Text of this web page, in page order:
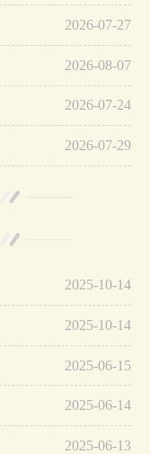
2026-07-27
2026-08-07
2026-07-24
2026-07-29
2025-10-14
2025-10-14
2025-06-15
2025-06-14
2025-06-13